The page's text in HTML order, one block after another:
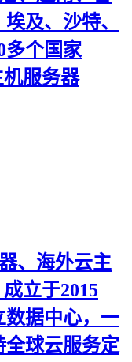
及、沙特、
多个国家
服务器
、海外云主
立于2015
数据中心，一
全球云服务定